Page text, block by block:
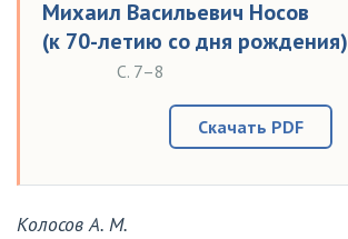
Михаил Васильевич Носов
(к 70-летию со дня рождения)
С. 7–8
Скачать PDF
Колосов А. М.